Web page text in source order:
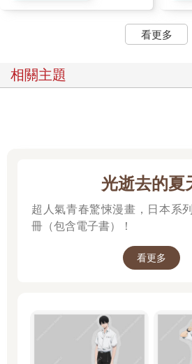
看更多
相關主題
光逝去的夏
超人氣青春驚悚漫畫，日本系
冊（包含電子書）！
看更多